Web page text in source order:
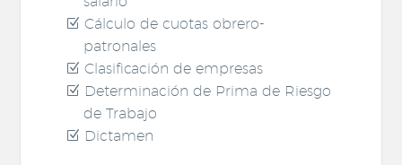
Cálculo de cuotas obrero-
patronales
Clasificación de empresas
Determinación de Prima de Riesgo
de Trabajo
Dictamen